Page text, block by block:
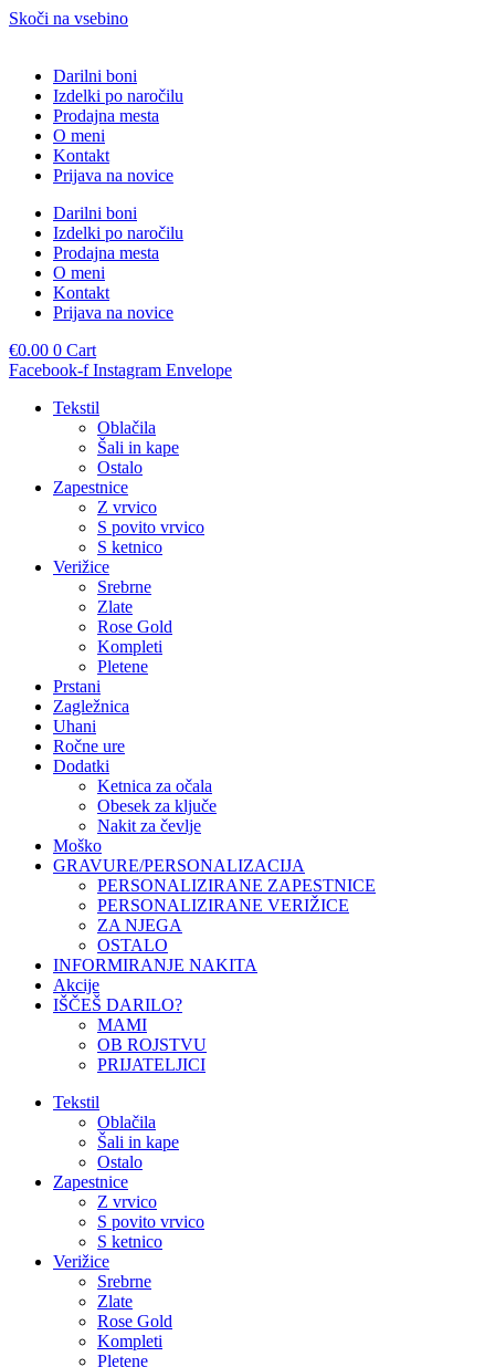
Skoči na vsebino
Darilni boni
Izdelki po naročilu
Prodajna mesta
O meni
Kontakt
Prijava na novice
Darilni boni
Izdelki po naročilu
Prodajna mesta
O meni
Kontakt
Prijava na novice
€0.00 0 Cart
Facebook-f Instagram Envelope
Tekstil
Oblačila
Šali in kape
Ostalo
Zapestnice
Z vrvico
S povito vrvico
S ketnico
Verižice
Srebrne
Zlate
Rose Gold
Kompleti
Pletene
Prstani
Zagležnica
Uhani
Ročne ure
Dodatki
Ketnica za očala
Obesek za ključe
Nakit za čevlje
Moško
GRAVURE/PERSONALIZACIJA
PERSONALIZIRANE ZAPESTNICE
PERSONALIZIRANE VERIŽICE
ZA NJEGA
OSTALO
INFORMIRANJE NAKITA
Akcije
IŠČEŠ DARILO?
MAMI
OB ROJSTVU
PRIJATELJICI
Tekstil
Oblačila
Šali in kape
Ostalo
Zapestnice
Z vrvico
S povito vrvico
S ketnico
Verižice
Srebrne
Zlate
Rose Gold
Kompleti
Pletene